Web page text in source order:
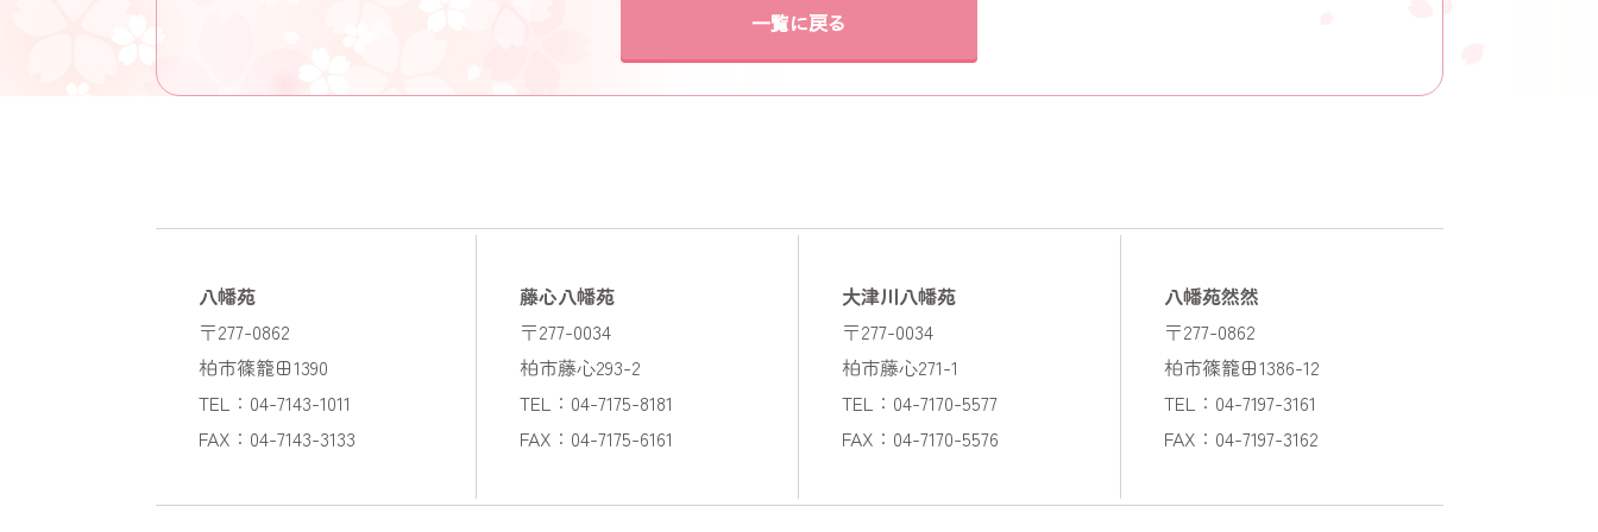
一覧に戻る
八幡苑
〒277-0862
柏市篠籠田1390
TEL：04-7143-1011
FAX：04-7143-3133
藤心八幡苑
〒277-0034
柏市藤心293-2
TEL：04-7175-8181
FAX：04-7175-6161
大津川八幡苑
〒277-0034
柏市藤心271-1
TEL：04-7170-5577
FAX：04-7170-5576
八幡苑然然
〒277-0862
柏市篠籠田1386-12
TEL：04-7197-3161
FAX：04-7197-3162